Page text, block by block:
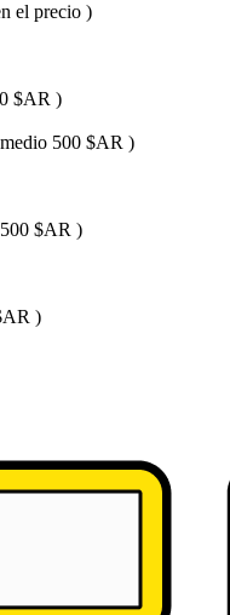
el precio )
$AR )
500 $AR )
$AR )
)